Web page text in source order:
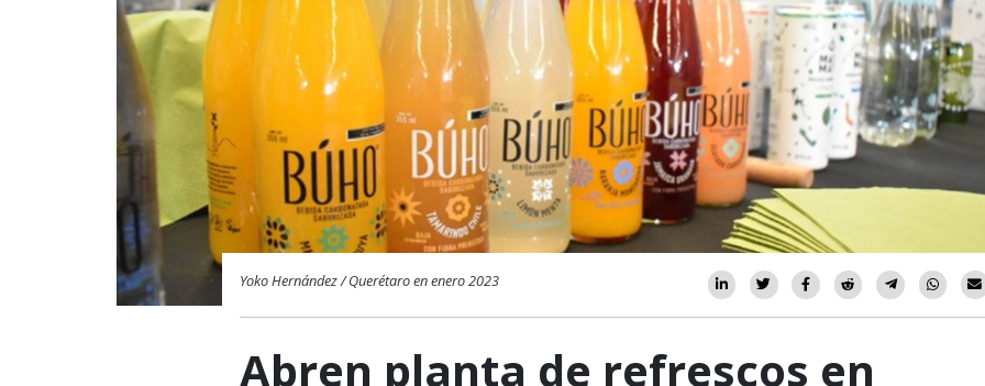
Yoko Hernández / Querétaro en enero 2023
Abren planta de refrescos en